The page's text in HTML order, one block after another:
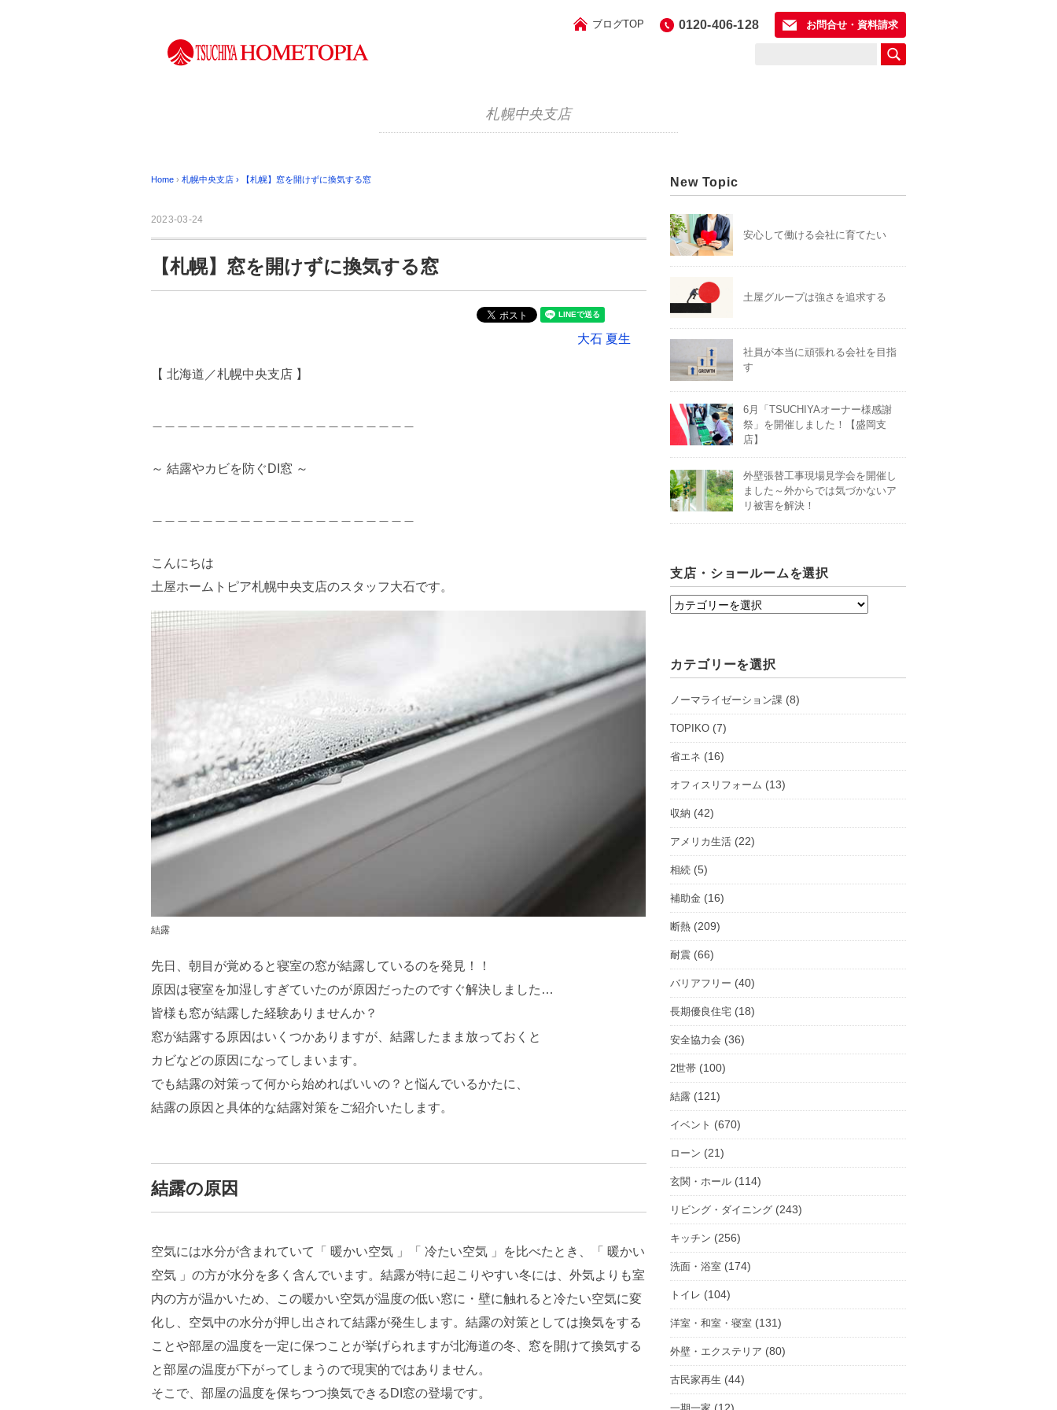
ブログTOP 0120-406-128 お問合せ・資料請求
札幌中央支店
Home › 札幌中央支店 › 【札幌】窓を開けずに換気する窓
2023-03-24
【札幌】窓を開けずに換気する窓
大石 夏生
【 北海道／札幌中央支店 】
～ 結露やカビを防ぐDI窓 ～
こんにちは
土屋ホームトピア札幌中央支店のスタッフ大石です。
結露
先日、朝目が覚めると寝室の窓が結露しているのを発見！！
原因は寝室を加湿しすぎていたのが原因だったのですぐ解決しました…
皆様も窓が結露した経験ありませんか？
窓が結露する原因はいくつかありますが、結露したまま放っておくと
カビなどの原因になってしまいます。
でも結露の対策って何から始めればいいの？と悩んでいるかたに、
結露の原因と具体的な結露対策をご紹介いたします。
結露の原因
空気には水分が含まれていて「 暖かい空気 」「 冷たい空気 」を比べたとき、「 暖かい
空気 」の方が水分を多く含んでいます。結露が特に起こりやすい冬には、外気よりも室
内の方が温かいため、この暖かい空気が温度の低い窓に・壁に触れると冷たい空気に変
化し、空気中の水分が押し出されて結露が発生します。結露の対策としては換気をする
ことや部屋の温度を一定に保つことが挙げられますが北海道の冬、窓を開けて換気する
と部屋の温度が下がってしまうので現実的ではありません。
そこで、部屋の温度を保ちつつ換気できるDI窓の登場です。
New Topic
安心して働ける会社に育てたい
土屋グループは強さを追求する
社員が本当に頑張れる会社を目指
す
6月「TSUCHIYAオーナー様感謝
祭」を開催しました！【盛岡支
店】
外壁張替工事現場見学会を開催し
ました～外からでは気づかないア
リ被害を解決！
支店・ショールームを選択
支
ョ
ル
ー
を
選
択
カテゴリーを選択
ノーマライゼーション課 (8)
TOPIKO (7)
省エネ (16)
オフィスリフォーム (13)
収納 (42)
アメリカ生活 (22)
相続 (5)
補助金 (16)
断熱 (209)
耐震 (66)
バリアフリー (40)
長期優良住宅 (18)
安全協力会 (36)
2世帯 (100)
結露 (121)
イベント (670)
ローン (21)
玄関・ホール (114)
リビング・ダイニング (243)
キッチン (256)
洗面・浴室 (174)
トイレ (104)
洋室・和室・寝室 (131)
外壁・エクステリア (80)
古民家再生 (44)